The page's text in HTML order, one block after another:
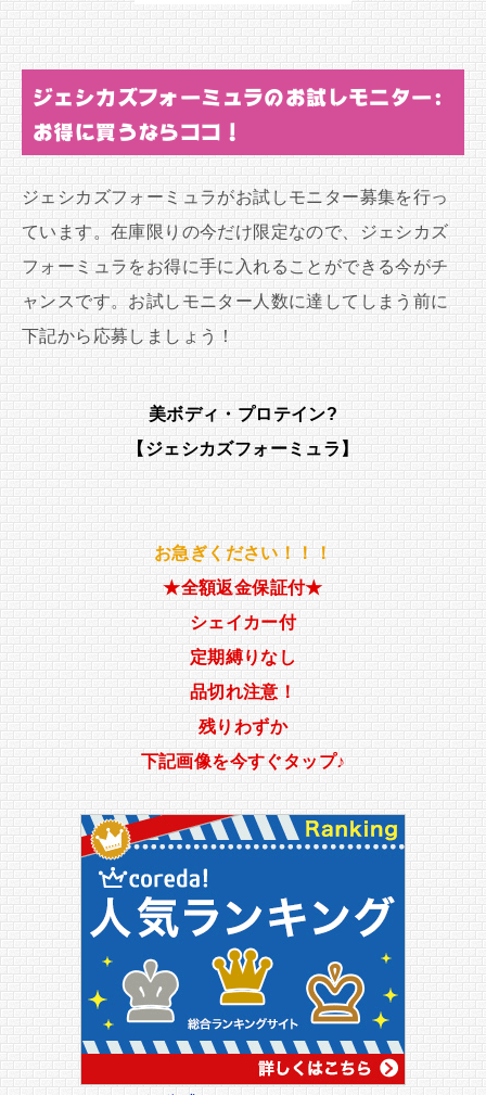
ジェシカズフォーミュラのお試しモニター:
お得に買うならココ！
ジェシカズフォーミュラがお試しモニター募集を行っ
ています。在庫限りの今だけ限定なので、ジェシカズ
フォーミュラをお得に手に入れることができる今がチ
ャンスです。お試しモニター人数に達してしまう前に
下記から応募しましょう！
美ボディ・プロテイン?
【ジェシカズフォーミュラ】
お急ぎください！！！
★全額返金保証付★
シェイカー付
定期縛りなし
品切れ注意！
残りわずか
下記画像を今すぐタップ♪